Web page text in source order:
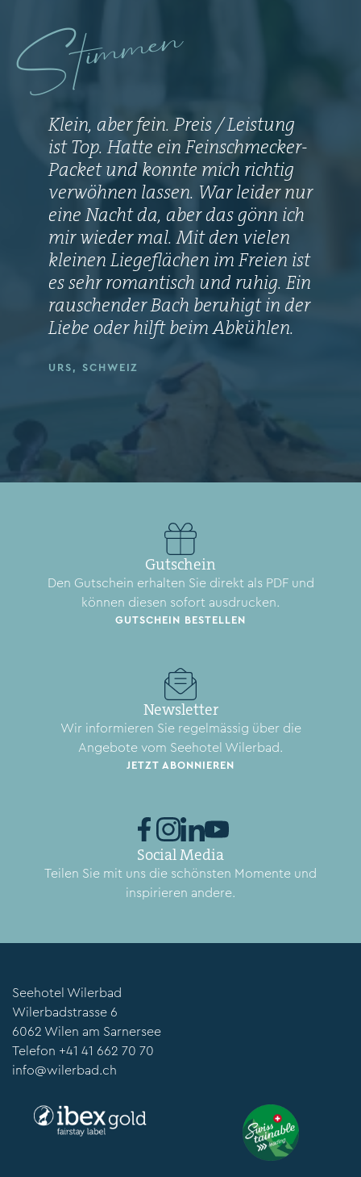
Stimmen
Klein, aber fein. Preis / Leistung
ist Top. Hatte ein Feinschmecker-
Packet und konnte mich richtig
verwöhnen lassen. War leider nur
eine Nacht da, aber das gönn ich
mir wieder mal. Mit den vielen
kleinen Liegeflächen im Freien ist
es sehr romantisch und ruhig. Ein
rauschender Bach beruhigt in der
Liebe oder hilft beim Abkühlen.
URS, SCHWEIZ
Gutschein
Den Gutschein erhalten Sie direkt als PDF und
können diesen sofort ausdrucken.
GUTSCHEIN BESTELLEN
Newsletter
Wir informieren Sie regelmässig über die
Angebote vom Seehotel Wilerbad.
JETZT ABONNIEREN
Social Media
Teilen Sie mit uns die schönsten Momente und
inspirieren andere.
Seehotel Wilerbad
Wilerbadstrasse 6
6062 Wilen am Sarnersee
Telefon +41 41 662 70 70
info@wilerbad.ch